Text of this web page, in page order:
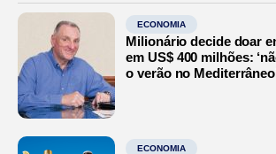
ECONOMIA
Milionário decide doar
em US$ 400 milhões:
o verão no
ECONOMIA